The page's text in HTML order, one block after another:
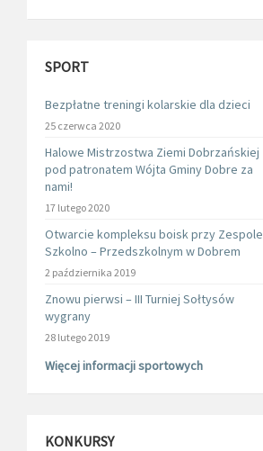
SPORT
Bezpłatne treningi kolarskie dla dzieci
25 czerwca 2020
Halowe Mistrzostwa Ziemi Dobrzańskiej
pod patronatem Wójta Gminy Dobre za
nami!
17 lutego 2020
Otwarcie kompleksu boisk przy Zespole
Szkolno – Przedszkolnym w Dobrem
2 października 2019
Znowu pierwsi – III Turniej Sołtysów
wygrany
28 lutego 2019
Więcej informacji sportowych
KONKURSY